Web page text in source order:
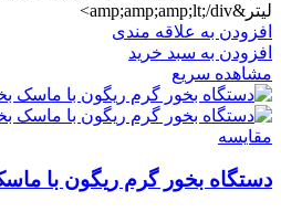
لیتر&amp;amp;amp;lt;/div>
افزودن به علاقه مندی
افزودن به سبد خرید
مشاهده سریع
مقایسه
دستگاه بخور گرم ریگون با